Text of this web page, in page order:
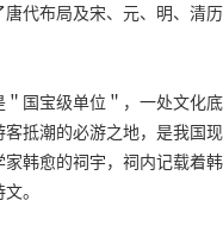
代布局及宋、元、明、清历
国宝级单位＂，一处文化底
抵潮的必游之地，是我国现
韩愈的祠宇，祠内记载着韩
。